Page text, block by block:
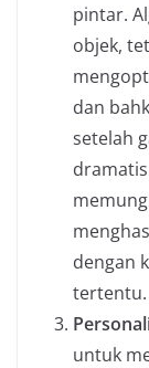
pintar.
objek,
dan
setelah
dengan
tertentu.
untuk